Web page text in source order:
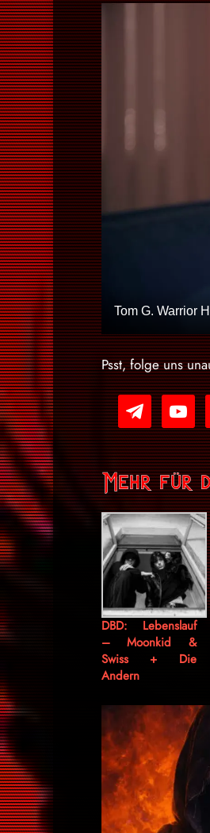
Tom G. Warrior
Psst, folge uns
telegramyoutube-
play
Mehr für
DBD: Lebenslauf
– Moonkid &
Swiss + Die
Andern